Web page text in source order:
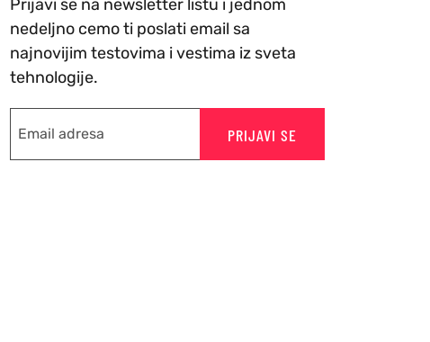
Prijavi se na newsletter listu i jednom
nedeljno cemo ti poslati email sa
najnovijim testovima i vestima iz sveta
tehnologije.
PRIJAVI SE